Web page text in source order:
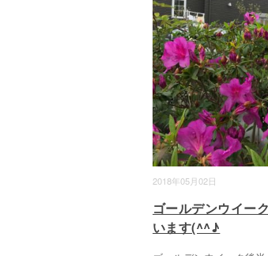
2018年05月02日
ゴールデンウイー
います(^^♪